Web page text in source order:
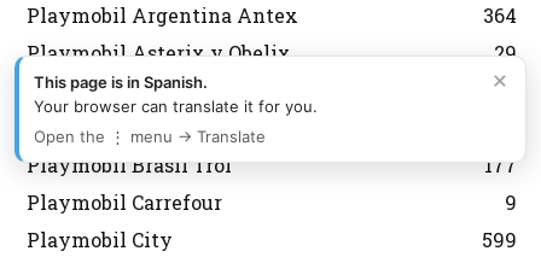
Playmobil Argentina Antex
364
Playmobil Asterix y Obelix
29
Playmobil aviones
134
Playmobil Belen
Playmobil Brasil Trol
177
Playmobil Carrefour
9
Playmobil City
599
×
This page is in Spanish.
Your browser can translate it for you.
Open the ⋮ menu → Translate